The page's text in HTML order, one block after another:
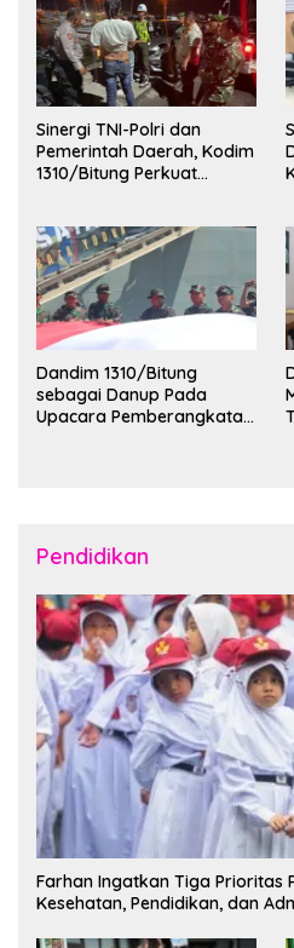
Sinergi TNI-Polri dan
Pemerintah Daerah, Kodim
1310/Bitung Perkuat
Dandim 1310/Bitung
sebagai Danup Pada
Upacara Pemberangkatan
Pendidikan
Farhan Ingatkan Tiga Prioritas
Kesehatan, Pendidikan, dan